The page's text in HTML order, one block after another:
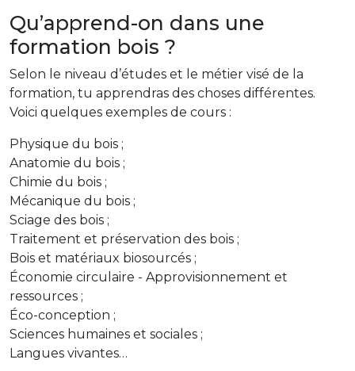
Qu’apprend-on dans une
formation bois ?
Selon le niveau d’études et le métier visé de la
formation, tu apprendras des choses différentes.
Voici quelques exemples de cours :
Physique du bois ;
Anatomie du bois ;
Chimie du bois ;
Mécanique du bois ;
Sciage des bois ;
Traitement et préservation des bois ;
Bois et matériaux biosourcés ;
Économie circulaire - Approvisionnement et
ressources ;
Éco-conception ;
Sciences humaines et sociales ;
Langues vivantes…